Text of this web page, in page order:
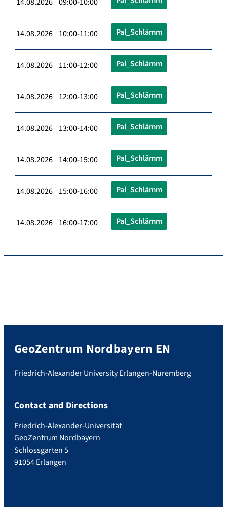
14.08.2026 10:00-11:00 Pal_Schlämm
14.08.2026 11:00-12:00 Pal_Schlämm
14.08.2026 12:00-13:00 Pal_Schlämm
14.08.2026 13:00-14:00 Pal_Schlämm
14.08.2026 14:00-15:00 Pal_Schlämm
14.08.2026 15:00-16:00 Pal_Schlämm
14.08.2026 16:00-17:00 Pal_Schlämm
GeoZentrum Nordbayern EN
Friedrich-Alexander University Erlangen-Nuremberg
Contact and Directions
Friedrich-Alexander-Universität
GeoZentrum Nordbayern
Schlossgarten 5
91054 Erlangen